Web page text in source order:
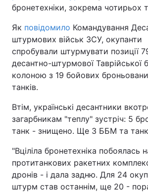
бронетехніки, зокрема чотирьох
Як повідомило Командування
штурмових військ ЗСУ, окупанти
спробували штурмувати позиції
десантно-штурмової Таврійської
колоною з 19 бойових
танків.
Втім, українські десантники
загарбникам "теплу" зустріч: 5
танк - знищено. Ще 3 ББМ та
"Вціліла бронетехніка побоялась
протитанкових ракетних
дронів - і дала задню. Для 24
штурм став останнім, ще 20 -